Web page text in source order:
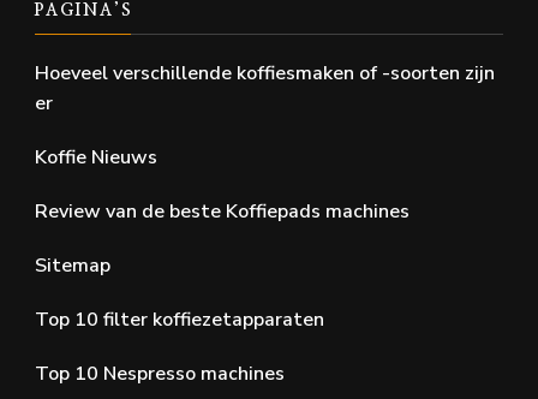
PAGINA’S
Hoeveel verschillende koffiesmaken of -soorten zijn
er
Koffie Nieuws
Review van de beste Koffiepads machines
Sitemap
Top 10 filter koffiezetapparaten
Top 10 Nespresso machines